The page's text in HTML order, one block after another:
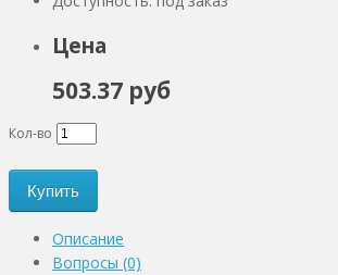
Цена
503.37 руб
Кол-во
Купить
Описание
Вопросы (0)